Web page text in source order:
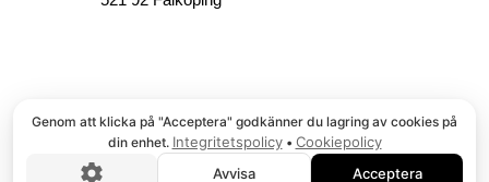
Genom att klicka på "Acceptera" godkänner du lagring av cookies på
din enhet. Integritetspolicy• Cookiepolicy
Avvisa
Acceptera